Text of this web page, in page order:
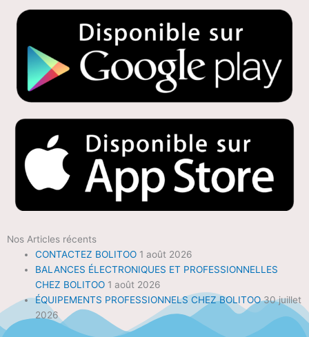
Nos Articles récents
CONTACTEZ BOLITOO 1 août 2026
BALANCES ÉLECTRONIQUES ET PROFESSIONNELLES
CHEZ BOLITOO 1 août 2026
ÉQUIPEMENTS PROFESSIONNELS CHEZ BOLITOO 30 juillet
2026